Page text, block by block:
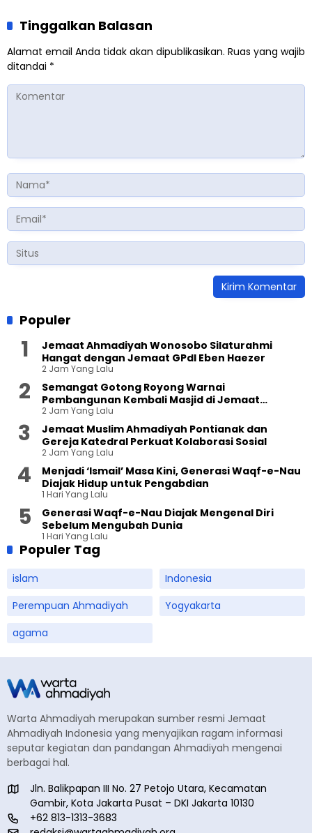
Tinggalkan Balasan
Alamat email Anda tidak akan dipublikasikan. Ruas yang wajib
ditandai *
Populer
Jemaat Ahmadiyah Wonosobo Silaturahmi
Hangat dengan Jemaat GPdI Eben Haezer
2 Jam Yang Lalu
Semangat Gotong Royong Warnai
Pembangunan Kembali Masjid di Jemaat
Ahmadiyah Sukapura
2 Jam Yang Lalu
Jemaat Muslim Ahmadiyah Pontianak dan
Gereja Katedral Perkuat Kolaborasi Sosial
2 Jam Yang Lalu
Menjadi ‘Ismail’ Masa Kini, Generasi Waqf-e-Nau
Diajak Hidup untuk Pengabdian
1 Hari Yang Lalu
Generasi Waqf-e-Nau Diajak Mengenal Diri
Sebelum Mengubah Dunia
1 Hari Yang Lalu
Populer Tag
islam
Indonesia
Perempuan Ahmadiyah
Yogyakarta
agama
Warta Ahmadiyah merupakan sumber resmi Jemaat
Ahmadiyah Indonesia yang menyajikan ragam informasi
seputar kegiatan dan pandangan Ahmadiyah mengenai
berbagai hal.
Jln. Balikpapan III No. 27 Petojo Utara, Kecamatan
Gambir, Kota Jakarta Pusat – DKI Jakarta 10130
+62 813-1313-3683